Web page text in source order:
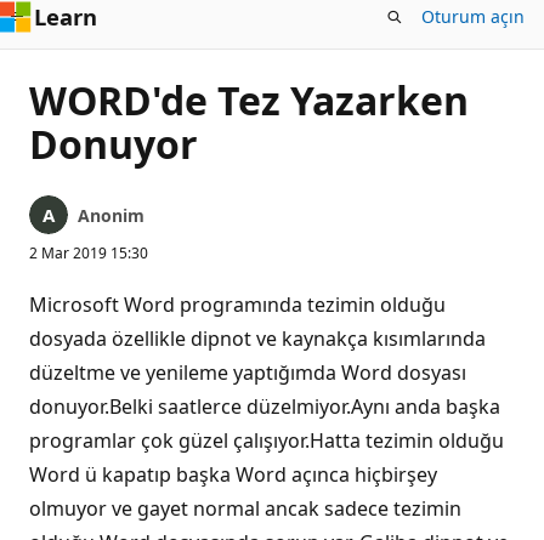
Learn Oturum açın
WORD'de Tez Yazarken
Donuyor
Anonim
2 Mar 2019 15:30
Microsoft Word programında tezimin olduğu
dosyada özellikle dipnot ve kaynakça kısımlarında
düzeltme ve yenileme yaptığımda Word dosyası
donuyor.Belki saatlerce düzelmiyor.Aynı anda başka
programlar çok güzel çalışıyor.Hatta tezimin olduğu
Word ü kapatıp başka Word açınca hiçbirşey
olmuyor ve gayet normal ancak sadece tezimin